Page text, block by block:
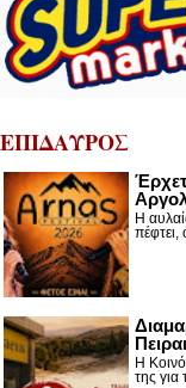
ΕΠΙΔΑΥΡΟΣ
Η
Η
της για